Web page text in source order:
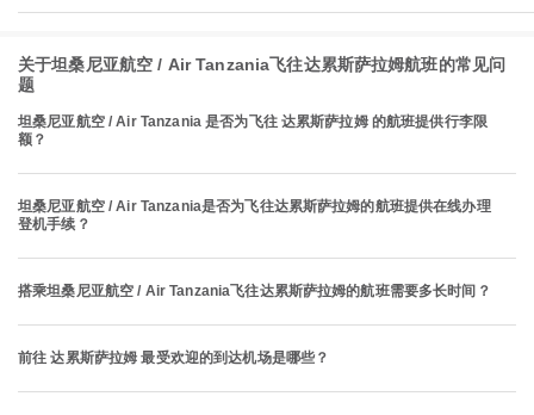
关于坦桑尼亚航空 / Air Tanzania飞往达累斯萨拉姆航班的常见问
题
坦桑尼亚航空 / Air Tanzania 是否为飞往 达累斯萨拉姆 的航班提供行李限
额？
坦桑尼亚航空 / Air Tanzania是否为飞往达累斯萨拉姆的航班提供在线办理
登机手续？
搭乘坦桑尼亚航空 / Air Tanzania飞往达累斯萨拉姆的航班需要多长时间？
前往 达累斯萨拉姆 最受欢迎的到达机场是哪些？